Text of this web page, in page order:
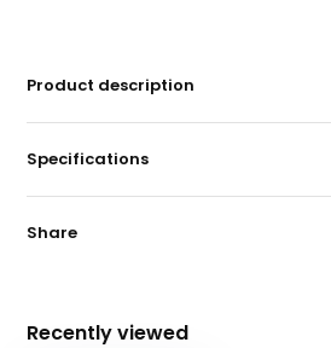
Product description
Specifications
Share
Recently viewed